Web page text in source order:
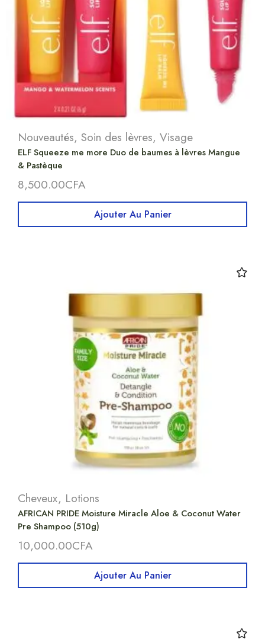
Nouveautés, Soin des lèvres, Visage
ELF Squeeze me more Duo de baumes à lèvres Mangue
& Pastèque
8,500.00CFA
Ajouter Au Panier
Cheveux, Lotions
AFRICAN PRIDE Moisture Miracle Aloe & Coconut Water
Pre Shampoo (510g)
10,000.00CFA
Ajouter Au Panier